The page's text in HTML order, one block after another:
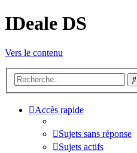
IDeale DS
Vers le contenu
Accès rapide
Sujets sans réponse
Sujets actifs